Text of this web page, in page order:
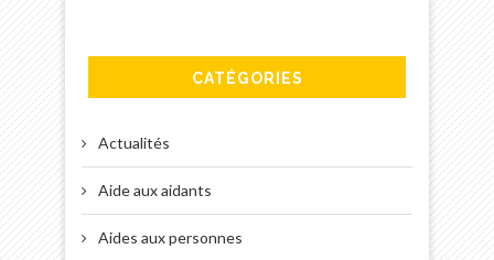
CATÉGORIES
Actualités
Aide aux aidants
Aides aux personnes